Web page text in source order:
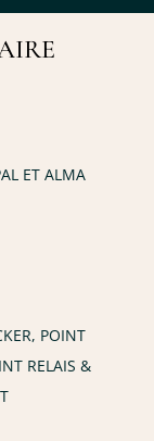
ET ALMA
POINT
RELAIS &